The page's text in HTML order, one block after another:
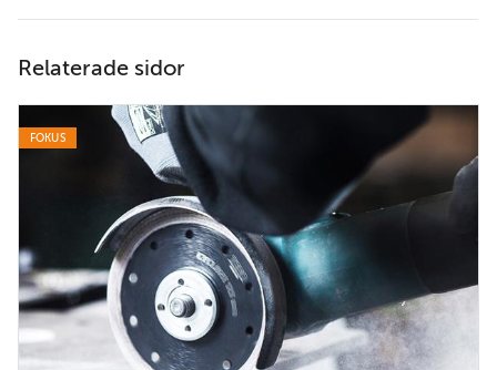
Relaterade sidor
FOKUS